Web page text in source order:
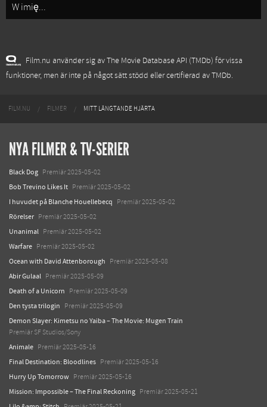
W imię...
Film.nu använder sig av The Movie Database API (TMDb) för vissa
funktioner, men är inte på något sätt stödd eller certifierad av TMDb.
FILM.NU FILMER MITT LÄNGTANDE HJÄRTA
NYA FILMER & TV-SERIER
Black Dog Premiär 2025-05-02
Bob Trevino Likes It Premiär 2025-05-02
I huvudet på Blanche Houellebecq Premiär 2025-05-02
Rörelser Premiär 2025-05-02
Unanimal Premiär 2025-05-02
Warfare Premiär 2025-05-02
Ocean with David Attenborough Premiär 2025-05-08
Abir Gulaal Premiär 2025-05-09
Death of a Unicorn Premiär 2025-05-09
Den tysta trilogin Premiär 2025-05-09
Demon Slayer: Kimetsu no Yaiba – The Movie: Mugen Train
Premiär SF Studios/Sony
Animale Premiär 2025-05-16
Final Destination: Bloodlines Premiär 2025-05-16
Hurry Up Tomorrow Premiär 2025-05-16
Mission: Impossible – The Final Reckoning Premiär 2025-05-21